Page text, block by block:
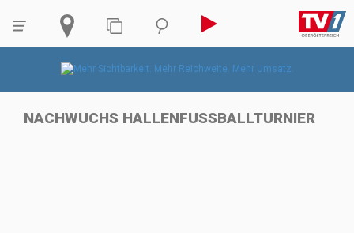
NACHWUCHS HALLENFUSSBALLTURNIER